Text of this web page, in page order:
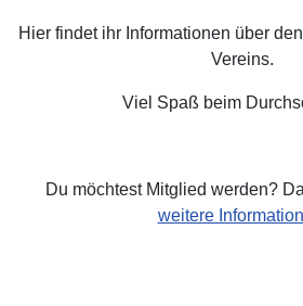
Hier findet ihr Informationen über
Vereins.
Viel Spaß beim
Du möchtest Mitglied werden?
weitere